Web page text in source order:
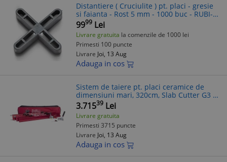
Distantiere ( Cruciulite ) pt. placi - gresie
si faianta - Rost 5 mm - 1000 buc - RUBI-
2002
9999 Lei
Livrare gratuita la comenzile de 1000 lei
Primesti 100 puncte
Livrare Joi, 13 Aug
Adauga in cos
Sistem de taiere pt. placi ceramice de
dimensiuni mari, 320cm, Slab Cutter G3 -
RUBI-16900
3.71539 Lei
Livrare gratuita
Primesti 3715 puncte
Livrare Joi, 13 Aug
Adauga in cos